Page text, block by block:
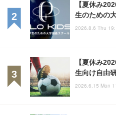
【夏休み
生のための
2026.8.6 Thu
【夏休み
生向け自由
2026.6.15 Mon